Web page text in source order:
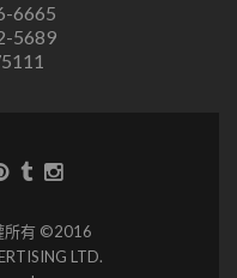
6665
5689
所有 ©2016
LTD.